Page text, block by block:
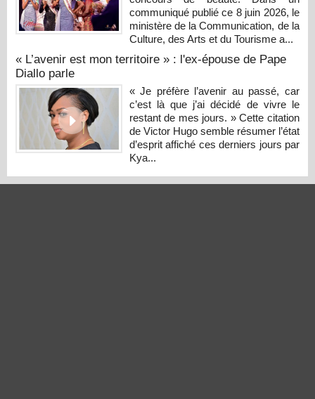
communiqué publié ce 8 juin 2026, le
ministère de la Communication, de la
Culture, des Arts et du Tourisme a...
« L’avenir est mon territoire » : l'ex-épouse de Pape
Diallo parle
« Je préfère l’avenir au passé, car
c’est là que j’ai décidé de vivre le
restant de mes jours. » Cette citation
de Victor Hugo semble résumer l’état
d’esprit affiché ces derniers jours par
Kya...